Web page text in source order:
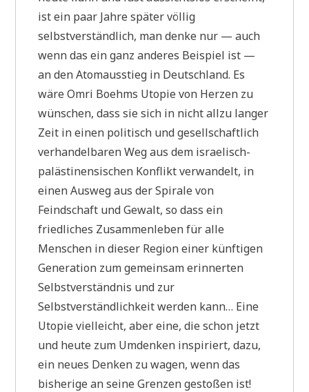
ist ein paar Jahre später völlig
selbstverständlich, man denke nur — auch
wenn das ein ganz anderes Beispiel ist —
an den Atomausstieg in Deutschland. Es
wäre Omri Boehms Utopie von Herzen zu
wünschen, dass sie sich in nicht allzu langer
Zeit in einen politisch und gesellschaftlich
verhandelbaren Weg aus dem israelisch-
palästinensischen Konflikt verwandelt, in
einen Ausweg aus der Spirale von
Feindschaft und Gewalt, so dass ein
friedliches Zusammenleben für alle
Menschen in dieser Region einer künftigen
Generation zum gemeinsam erinnerten
Selbstverständnis und zur
Selbstverständlichkeit werden kann… Eine
Utopie vielleicht, aber eine, die schon jetzt
und heute zum Umdenken inspiriert, dazu,
ein neues Denken zu wagen, wenn das
bisherige an seine Grenzen gestoßen ist!